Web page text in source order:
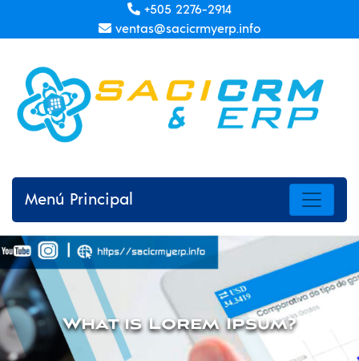
+505 2276-2914
ventas@sacicrmyerp.info
Menú Principal
What is Lorem Ipsum?